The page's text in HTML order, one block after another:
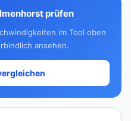
prüfen
im Tool oben
ansehen.